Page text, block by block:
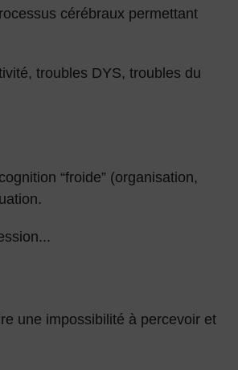
cérébraux permettant
troubles DYS, troubles du
“froide” (organisation,
une impossibilité à percevoir et